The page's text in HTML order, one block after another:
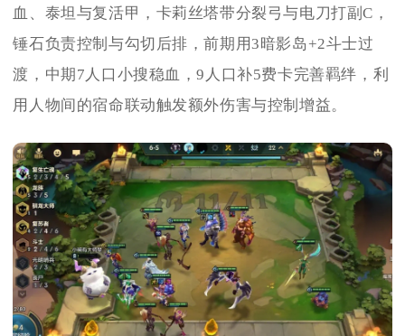
血、泰坦与复活甲，卡莉丝塔带分裂弓与电刀打副C，
锤石负责控制与勾切后排，前期用3暗影岛+2斗士过
渡，中期7人口小搜稳血，9人口补5费卡完善羁绊，利
用人物间的宿命联动触发额外伤害与控制增益。